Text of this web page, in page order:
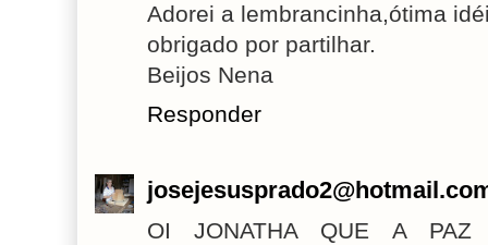
Adorei a lembrancinha,ótima
obrigado por partilhar.
Beijos Nena
Responder
OI JONATHA QUE A PAZ